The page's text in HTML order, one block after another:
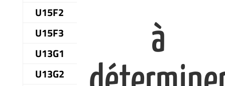
à
U15F2
U15F3
U13G1
U13G2